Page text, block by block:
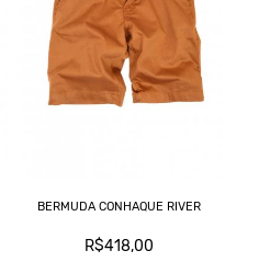
BERMUDA CONHAQUE RIVER
R$418,00